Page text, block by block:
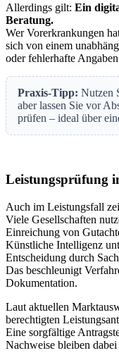
Allerdings gilt: Ein
Beratung.
Wer Vorerkrankungen
sich von einem
oder fehlerhafte
Praxis-Tipp: Nutzen
aber lassen Sie vor
prüfen – ideal über
Leistungsprüfung
Auch im Leistungsfall
Viele Gesellschaften
Einreichung von
Künstliche Intelligenz
Entscheidung durch
Das beschleunigt
Dokumentation.
Laut aktuellen
berechtigten
Eine sorgfältige
Nachweise bleiben dabei